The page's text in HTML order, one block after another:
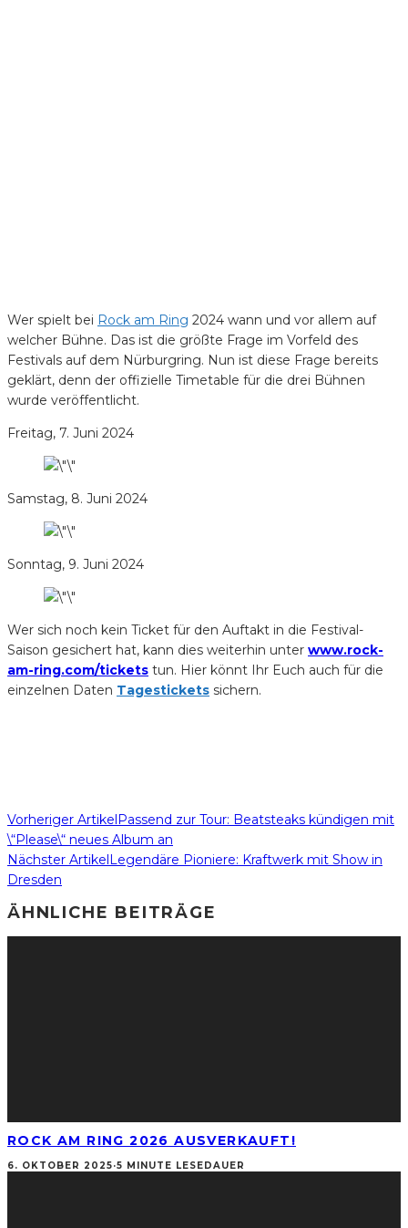
Wer spielt bei Rock am Ring 2024 wann und vor allem auf
welcher Bühne. Das ist die größte Frage im Vorfeld des
Festivals auf dem Nürburgring. Nun ist diese Frage bereits
geklärt, denn der offizielle Timetable für die drei Bühnen
wurde veröffentlicht.
Freitag, 7. Juni 2024
Samstag, 8. Juni 2024
Sonntag, 9. Juni 2024
Wer sich noch kein Ticket für den Auftakt in die Festival-
Saison gesichert hat, kann dies weiterhin unter www.rock-
am-ring.com/tickets tun. Hier könnt Ihr Euch auch für die
einzelnen Daten Tagestickets sichern.
Vorheriger ArtikelPassend zur Tour: Beatsteaks kündigen mit
\“Please\“ neues Album an
Nächster ArtikelLegendäre Pioniere: Kraftwerk mit Show in
Dresden
ÄHNLICHE BEITRÄGE
ROCK AM RING 2026 AUSVERKAUFT!
6. OKTOBER 2025·5 MINUTE LESEDAUER